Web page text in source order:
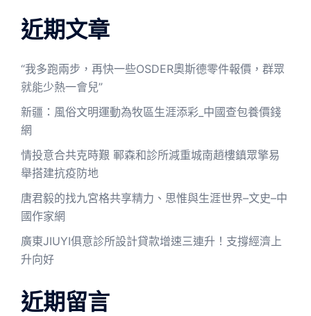
近期文章
“我多跑兩步，再快一些OSDER奧斯德零件報價，群眾
就能少熱一會兒”
新疆：風俗文明運動為牧區生涯添彩_中國查包養價錢
網
情投意合共克時艱 鄆森和診所減重城南趙樓鎮眾擎易
舉搭建抗疫防地
唐君毅的找九宮格共享精力、思惟與生涯世界–文史–中
國作家網
廣東JIUYI俱意診所設計貸款增速三連升！支撐經濟上
升向好
近期留言